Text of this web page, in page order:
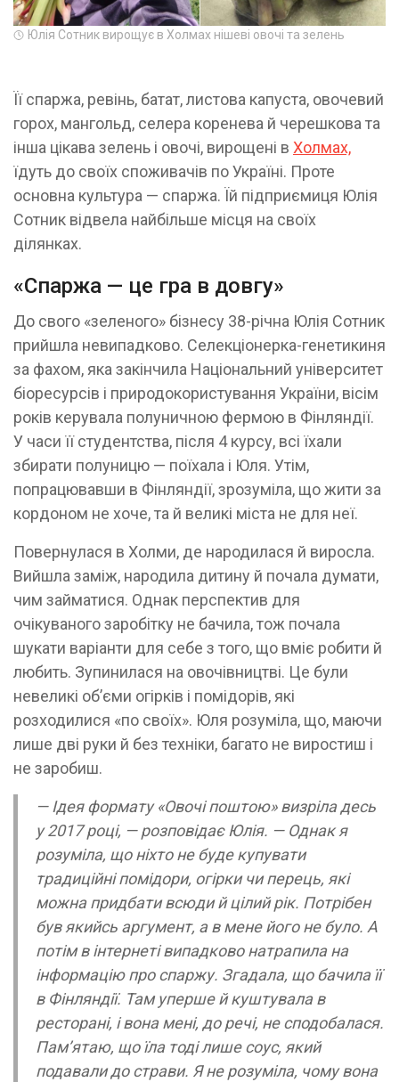
Юлія Сотник вирощує в Холмах нішеві овочі та зелень
Її спаржа, ревінь, батат, листова капуста, овочевий
горох, мангольд, селера коренева й черешкова та
інша цікава зелень і овочі, вирощені в Холмах,
їдуть до своїх споживачів по Україні. Проте
основна культура — спаржа. Їй підприємиця Юлія
Сотник відвела найбільше місця на своїх
ділянках.
«Спаржа — це гра в довгу»
До свого «зеленого» бізнесу 38-річна Юлія Сотник
прийшла невипадково. Селекціонерка-генетикиня
за фахом, яка закінчила Національний університет
біоресурсів і природокористування України, вісім
років керувала полуничною фермою в Фінляндії.
У часи її студентства, після 4 курсу, всі їхали
збирати полуницю — поїхала і Юля. Утім,
попрацювавши в Фінляндії, зрозуміла, що жити за
кордоном не хоче, та й великі міста не для неї.
Повернулася в Холми, де народилася й виросла.
Вийшла заміж, народила дитину й почала думати,
чим займатися. Однак перспектив для
очікуваного заробітку не бачила, тож почала
шукати варіанти для себе з того, що вміє робити й
любить. Зупинилася на овочівництві. Це були
невеликі об’єми огірків і помідорів, які
розходилися «по своїх». Юля розуміла, що, маючи
лише дві руки й без техніки, багато не виростиш і
не заробиш.
— Ідея формату «Овочі поштою» визріла десь
у 2017 році, — розповідає Юлія. — Однак я
розуміла, що ніхто не буде купувати
традиційні помідори, огірки чи перець, які
можна придбати всюди й цілий рік. Потрібен
був якийсь аргумент, а в мене його не було. А
потім в інтернеті випадково натрапила на
інформацію про спаржу. Згадала, що бачила її
в Фінляндії. Там уперше й куштувала в
ресторані, і вона мені, до речі, не сподобалася.
Пам’ятаю, що їла тоді лише соус, який
подавали до страви. Я не розуміла, чому вона